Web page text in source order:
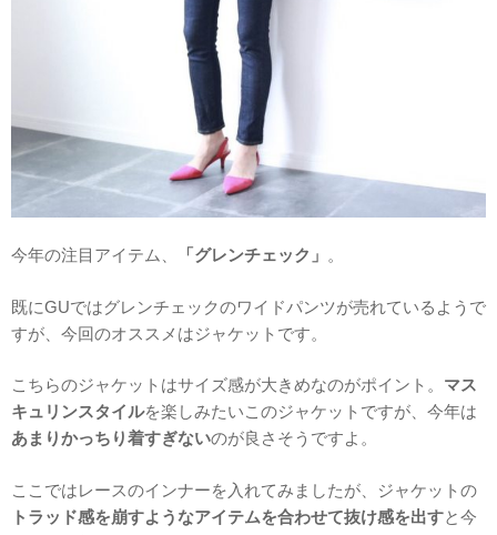
今年の注目アイテム、 「グレンチェック」 。
既にGUではグレンチェックのワイドパンツが売れているようで
すが、今回のオススメはジャケットです。
こちらのジャケットはサイズ感が大きめなのがポイント。 マス
キュリンスタイルを楽しみたいこのジャケットですが、今年は
あまりかっちり着すぎないのが良さそうですよ。
ここではレースのインナーを入れてみましたが、ジャケットの
トラッド感を崩すようなアイテムを合わせて抜け感を出すと今